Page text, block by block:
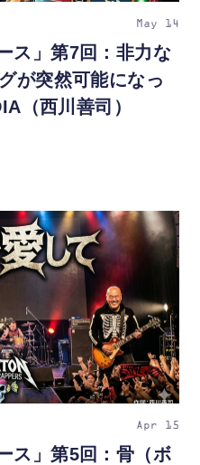
May 14
ス」第7回：非力な
が突然可能になっ
（西川善司）
Apr 15
ス」第5回：骨（ボ